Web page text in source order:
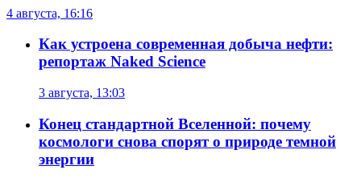
4 августа, 16:16
Как устроена современная добыча нефти:
репортаж Naked Science
3 августа, 13:03
Конец стандартной Вселенной: почему
космологи снова спорят о природе темной
энергии